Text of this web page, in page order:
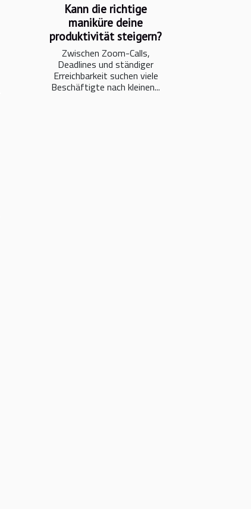
Kann die richtige
maniküre deine
produktivität steigern?
Zwischen Zoom-Calls,
Deadlines und ständiger
Erreichbarkeit suchen viele
Beschäftigte nach kleinen...